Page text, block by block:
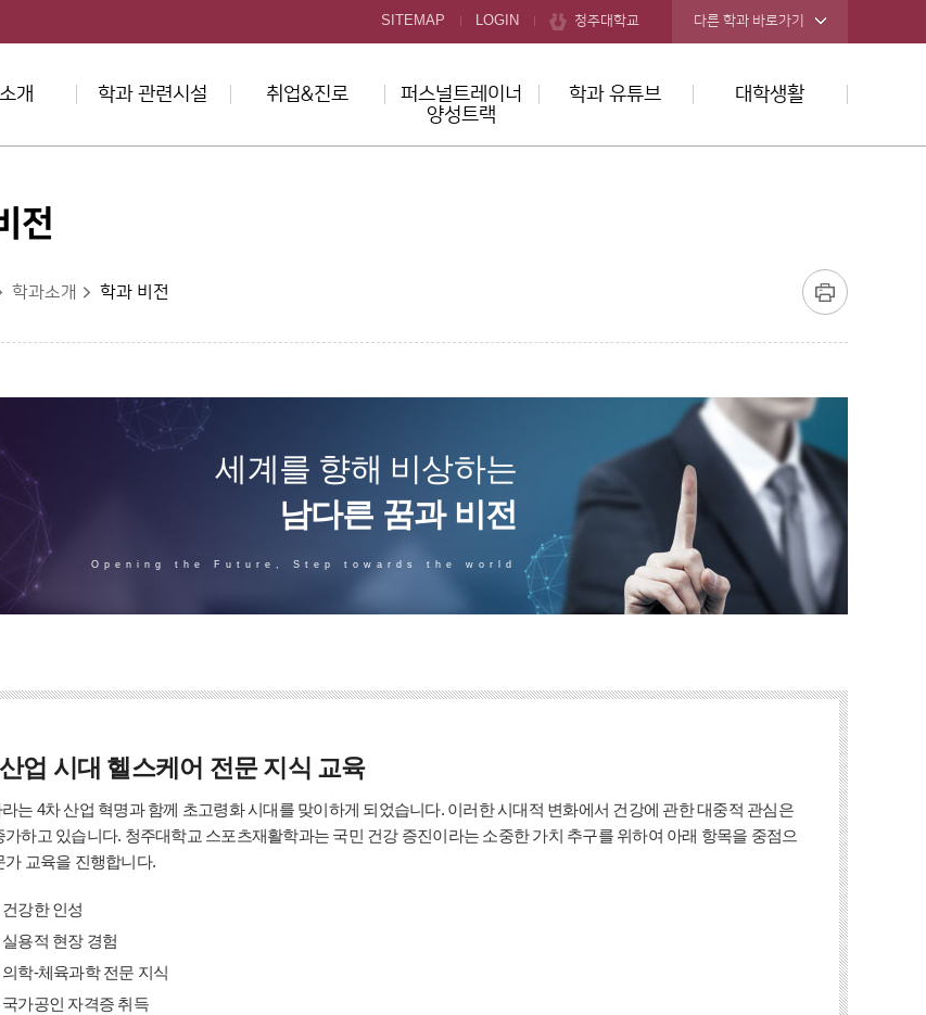
SITEMAP LOGIN 청주대학교 다른 학과 바로가기
개 학과 관련시설 취업&진로
퍼스널트레이너
양성트랙
학과 유튜브 대학생활
전
학과소개 학과 비전
세계를 향해 비상하는
남다른 꿈과 비전
Opening the Future, Step towards the world
업 시대 헬스케어 전문 지식 교육
는 4차 산업 혁명과 함께 초고령화 시대를 맞이하게 되었습니다. 이러한 시대적 변화에서 건강에 관한 대중적 관심은
가하고 있습니다. 청주대학교 스포츠재활학과는 국민 건강 증진이라는 소중한 가치 추구를 위하여 아래 항목을 중점으
가 교육을 진행합니다.
건강한 인성
실용적 현장 경험
의학-체육과학 전문 지식
국가공인 자격증 취득